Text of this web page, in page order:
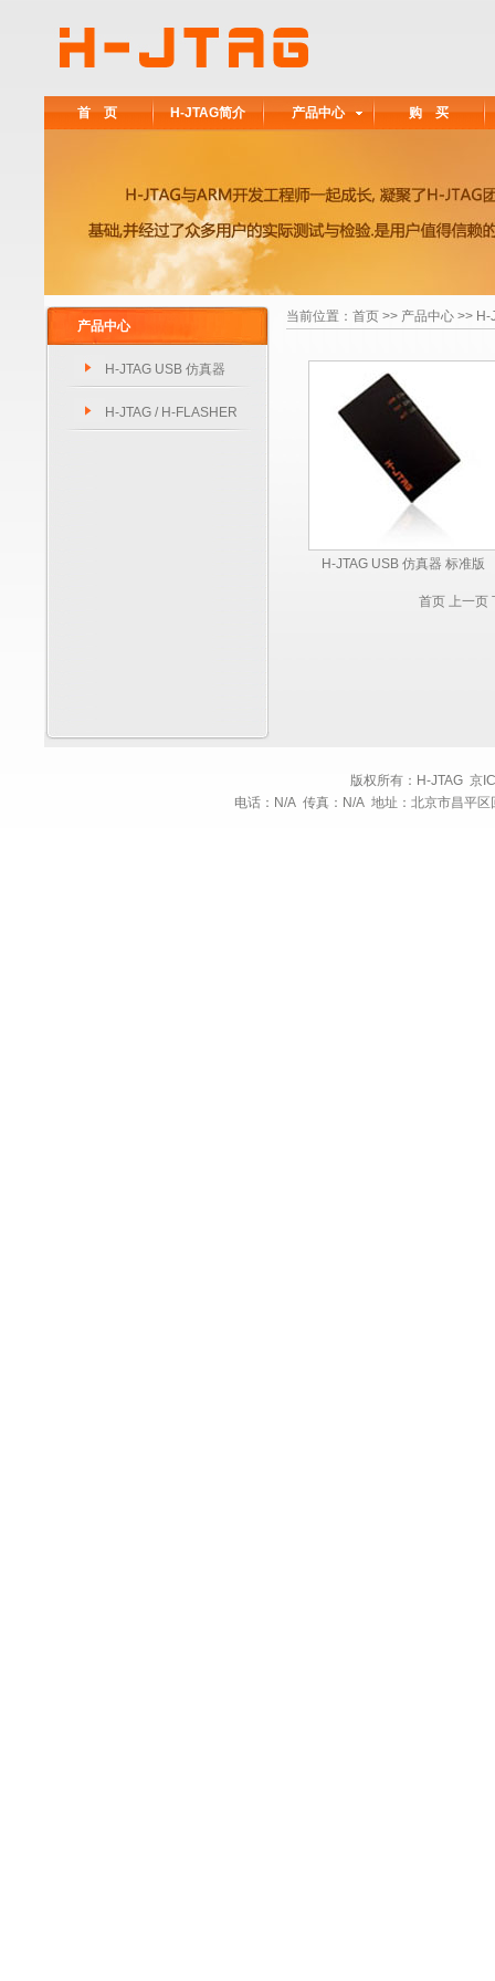
首 页 H-JTAG简介 产品中心 购 买
产品中心
H-JTAG USB 仿真器
H-JTAG / H-FLASHER
当前位置： 首页 >> 产品中心 >> H-
H-JTAG USB 仿真器 标准版
首页 上一页
版权所有：H-JTAG 京
电话：N/A 传真：N/A 地址：北京市昌平